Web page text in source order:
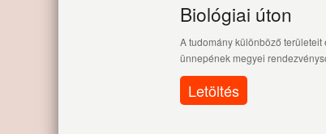
Biológiai úton
A tudomány különböző
ünnepének megyei
Letöltés